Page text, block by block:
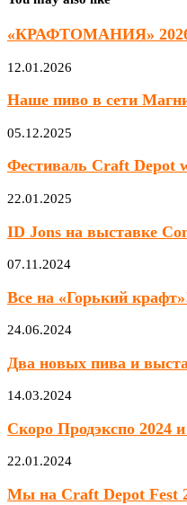
«КРАФТОМАНИЯ»
12.01.2026
Наше пиво в сети
05.12.2025
Фестиваль Craft Depot
22.01.2025
ID Jons на выставке
07.11.2024
Все на «Горький
24.06.2024
Два новых пива и
14.03.2024
Скоро Продэкспо 2024
22.01.2024
Мы на Craft Depot Fest